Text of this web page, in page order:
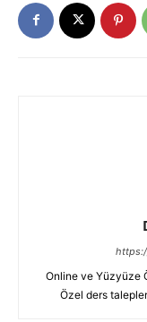
Online ve Yüzyüze
Özel ders